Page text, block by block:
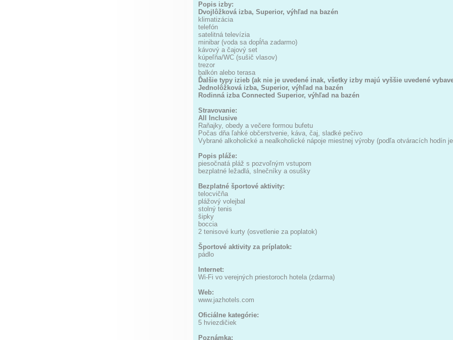
Popis izby:
Dvojlôžková izba, Superior, výhľad na bazén
klimatizácia
telefón
satelitná televízia
minibar (voda sa dopĺňa zadarmo)
kávový a čajový set
kúpeľňa/WC (sušič vlasov)
trezor
balkón alebo terasa
Ďalšie typy izieb (ak nie je uvedené inak, všetky izby majú vyššie uvedené
Jednolôžková izba, Superior, výhľad na bazén
Rodinná izba Connected Superior, výhľad na bazén
Stravovanie:
All Inclusive
Raňajky, obedy a večere formou bufetu
Počas dňa ľahké občerstvenie, káva, čaj, sladké pečivo
Vybrané alkoholické a nealkoholické nápoje miestnej výroby (podľa otváracích hodín
Popis pláže:
piesočnatá pláž s pozvoľným vstupom
bezplatné ležadlá, slnečníky a osušky
Bezplatné športové aktivity:
telocvičňa
plážový volejbal
stolný tenis
šipky
boccia
2 tenisové kurty (osvetlenie za poplatok)
Športové aktivity za príplatok:
pádlo
Internet:
Wi-Fi vo verejných priestoroch hotela (zdarma)
Web:
www.jazhotels.com
Oficiálne kategórie:
5 hviezdičiek
Poznámka: